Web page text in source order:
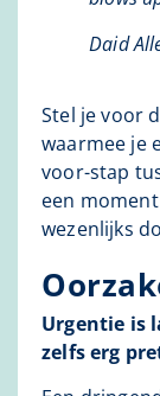
Daid
Stel je voor
waarmee je
voor-stap
een
wezenlijks
Urgentie is
zelfs erg